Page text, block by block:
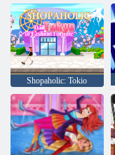
Shopaholic: Tokio